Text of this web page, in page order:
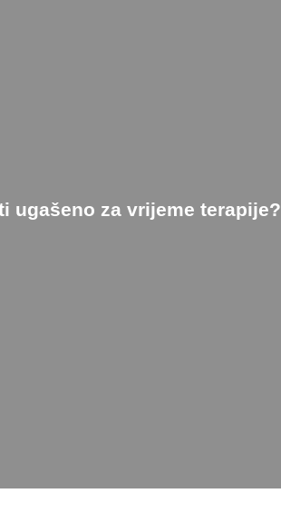
ugašeno za vrijeme terapije?